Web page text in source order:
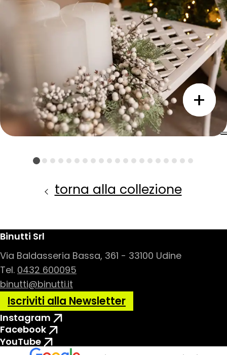
torna alla collezione
Binutti Srl
Via Baldasseria Bassa, 361 - 33100 Udine
Tel. 0432 600095
binutti@binutti.it
Iscriviti alla Newsletter
Instagram
Facebook
YouTube